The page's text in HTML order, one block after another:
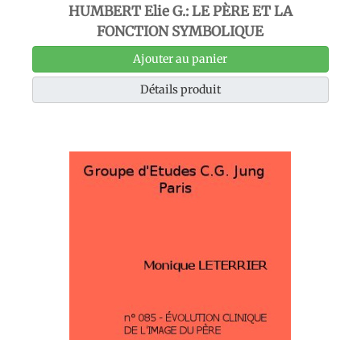
HUMBERT Elie G.: LE PÈRE ET LA
FONCTION SYMBOLIQUE
Ajouter au panier
Détails produit